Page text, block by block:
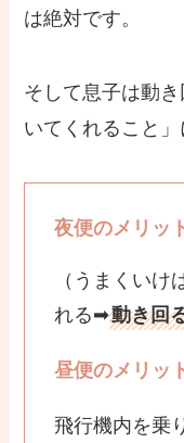
は絶対です。
そして息子は動
いてくれること」
夜便のメリッ
（うまくい
れる➡動き回
昼便のメリッ
飛行機内を乗